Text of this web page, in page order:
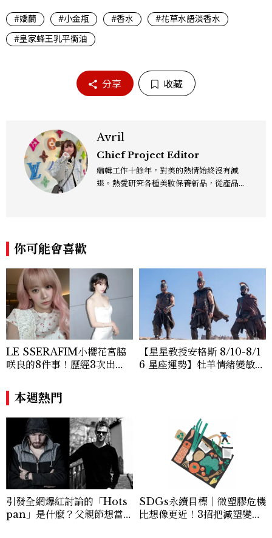
#嬌蘭 #小金瓶 #香水
#花草水語淡香水
#皇家蜂王乳平衡油
分享 收藏
Avril
Chief Project Editor
編輯工作十餘年，對美的熱情始終沒有減
退。熱愛研究各種美妝保養新品，從產品理
你可能會喜歡
LE SSERAFIM小櫻花宮脇
咲良的8件事！歷經3次出
王、靠「這招」養成17吋螞蟻
腰
【星星教授安格斯 8/10-8/1
6 星座運勢】牡羊情緒變敏
本週熱門
引發全網爆紅討論的「Hots
pan」是什麼？父親節想當天
SDGs永續目標｜微塑膠危機
比想像更近！3招把減塑變成